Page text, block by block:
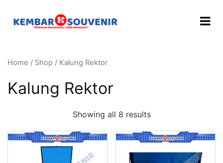
Home / Shop / Kalung Rektor
Kalung Rektor
Showing all 8 results